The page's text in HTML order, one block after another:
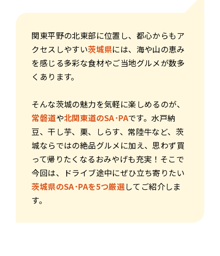
関東平野の北東部に位置し、都心からもア
クセスしやすい茨城県には、海や山の恵み
を感じる多彩な食材やご当地グルメが数多
くあります。
そんな茨城の魅力を気軽に楽しめるのが、
常磐道や北関東道のSA･PAです。水戸納
豆、干し芋、栗、しらす、常陸牛など、茨
城ならではの絶品グルメに加え、思わず買
って帰りたくなるおみやげも充実！そこで
今回は、ドライブ途中にぜひ立ち寄りたい
茨城県のSA･PAを5つ厳選してご紹介しま
す。